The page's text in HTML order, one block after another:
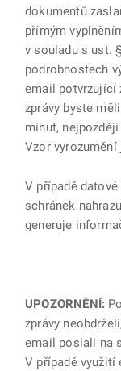
dokumentů
přímým
v souladu s ust.
podrobnostech
email potvrzující
zprávy byste
minut,
Vzor
V případě
schránek
generuje
UPOZORNĚNÍ:
zprávy
email poslali na
V případě využití